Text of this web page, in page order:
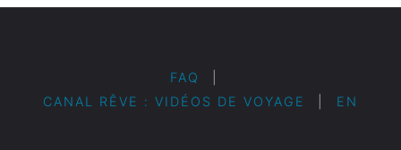
FAQ
CANAL RÊVE : VIDÉOS DE VOYAGE
EN